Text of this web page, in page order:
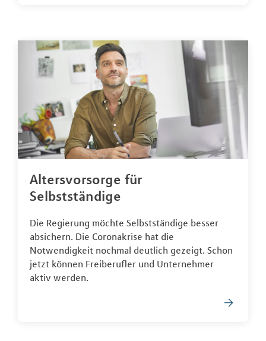
Altersvorsorge für
Selbstständige
Die Regierung möchte Selbstständige besser
absichern. Die Coronakrise hat die
Notwendigkeit nochmal deutlich gezeigt. Schon
jetzt können Freiberufler und Unternehmer
aktiv werden.